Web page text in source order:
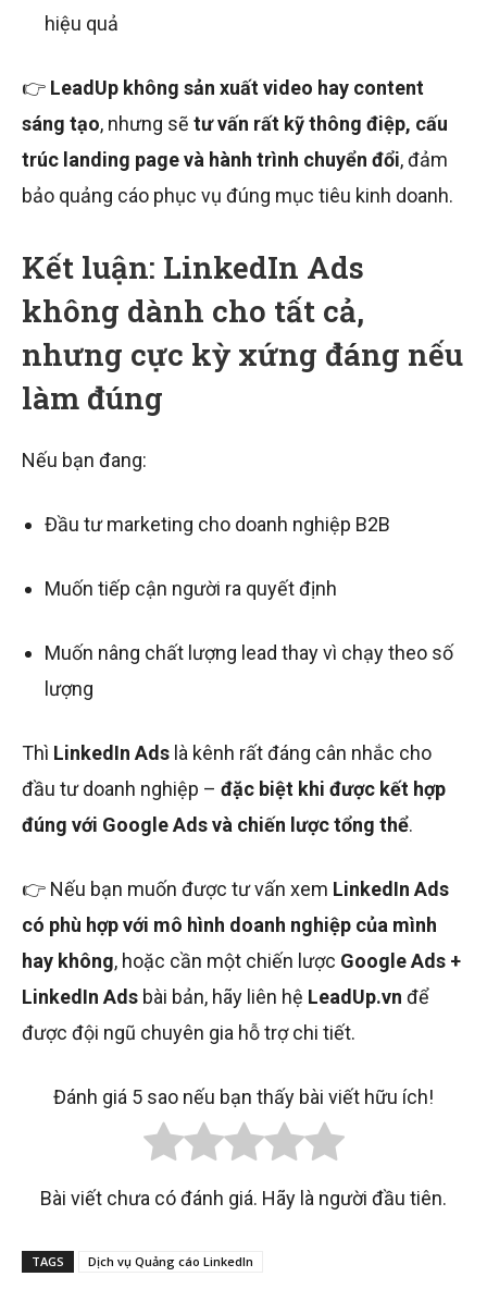
hiệu quả
👉 LeadUp không sản xuất video hay content
sáng tạo, nhưng sẽ tư vấn rất kỹ thông điệp, cấu
trúc landing page và hành trình chuyển đổi, đảm
bảo quảng cáo phục vụ đúng mục tiêu kinh doanh.
Kết luận: LinkedIn Ads
không dành cho tất cả,
nhưng cực kỳ xứng đáng nếu
làm đúng
Nếu bạn đang:
Đầu tư marketing cho doanh nghiệp B2B
Muốn tiếp cận người ra quyết định
Muốn nâng chất lượng lead thay vì chạy theo số
lượng
Thì LinkedIn Ads là kênh rất đáng cân nhắc cho
đầu tư doanh nghiệp – đặc biệt khi được kết hợp
đúng với Google Ads và chiến lược tổng thể.
👉 Nếu bạn muốn được tư vấn xem LinkedIn Ads
có phù hợp với mô hình doanh nghiệp của mình
hay không, hoặc cần một chiến lược Google Ads +
LinkedIn Ads bài bản, hãy liên hệ LeadUp.vn để
được đội ngũ chuyên gia hỗ trợ chi tiết.
Đánh giá 5 sao nếu bạn thấy bài viết hữu ích!
Bài viết chưa có đánh giá. Hãy là người đầu tiên.
TAGS Dịch vụ Quảng cáo LinkedIn